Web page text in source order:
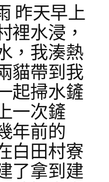
昨天早上
裡水浸，
，我湊熱
貓帶到我
起掃水鏟
一次鏟
年前的
白田村寮
了拿到建